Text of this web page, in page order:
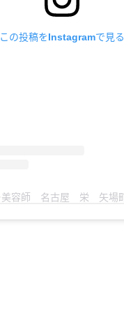
この投稿をInstagramで見る